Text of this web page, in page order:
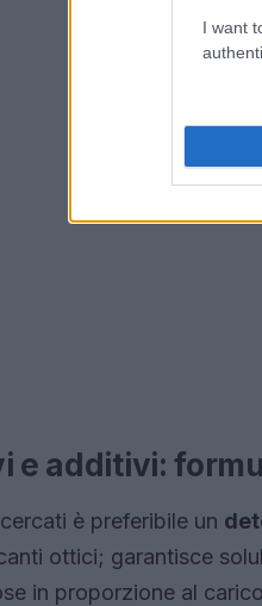
I want
e additivi:
è preferibile un
ottici; garantisce
in proporzione al